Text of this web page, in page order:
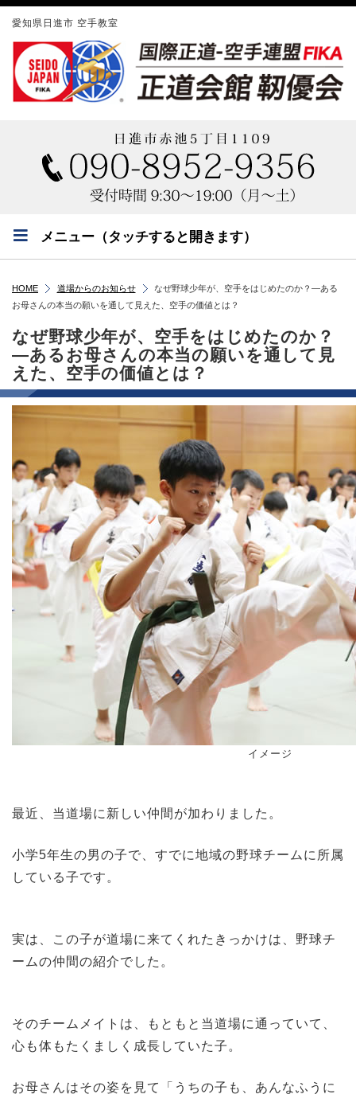
愛知県日進市 空手教室
メニュー（タッチすると開きます）
HOME 道場からのお知らせ
なぜ野球少年が、空手をはじめたのか？―ある
お母さんの本当の願いを通して見えた、空手の価値とは？
なぜ野球少年が、空手をはじめたのか？
―あるお母さんの本当の願いを通して見
えた、空手の価値とは？
イメージ
最近、当道場に新しい仲間が加わりました。
小学5年生の男の子で、すでに地域の野球チームに所属
している子です。
実は、この子が道場に来てくれたきっかけは、野球チ
ームの仲間の紹介でした。
そのチームメイトは、もともと当道場に通っていて、
心も体もたくましく成長していた子。
お母さんはその姿を見て「うちの子も、あんなふうに